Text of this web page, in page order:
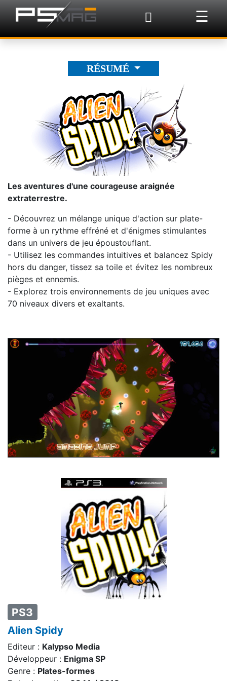
☰
×
RÉSUMÉ
PS3
Alien Spidy
Editeur : Kalypso Media
Développeur : Enigma SP
Genre : Plates-formes
Les aventures d'une courageuse araignée
extraterrestre.
- Découvrez un mélange unique d'action sur plate-
forme à un rythme effréné et d'énigmes stimulantes
dans un univers de jeu époustouflant.
- Utilisez les commandes intuitives et balancez Spidy
hors du danger, tissez sa toile et évitez les nombreux
pièges et ennemis.
- Explorez trois environnements de jeu uniques avec
70 niveaux divers et exaltants.